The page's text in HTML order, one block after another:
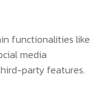
functionalities like
media
party features.